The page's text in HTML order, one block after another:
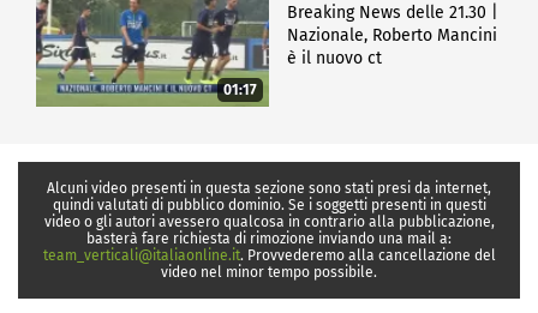
01:17
Breaking News delle 21.30 |
Nazionale, Roberto Mancini
è il nuovo ct
Alcuni video presenti in questa sezione sono stati presi da internet,
quindi valutati di pubblico dominio. Se i soggetti presenti in questi
video o gli autori avessero qualcosa in contrario alla pubblicazione,
basterà fare richiesta di rimozione inviando una mail a:
team_verticali@italiaonline.it. Provvederemo alla cancellazione del
video nel minor tempo possibile.